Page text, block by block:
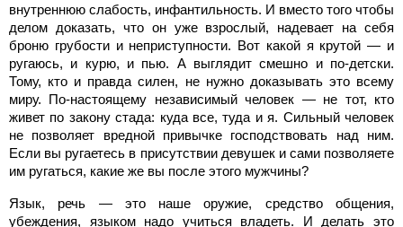
внутреннюю слабость, инфантильность. И вместо того чтобы
делом доказать, что он уже взрослый, надевает на себя
броню грубости и неприступности. Вот какой я крутой — и
ругаюсь, и курю, и пью. А выглядит смешно и по-детски.
Тому, кто и правда силен, не нужно доказывать это всему
миру. По-настоящему независимый человек — не тот, кто
живет по закону стада: куда все, туда и я. Сильный человек
не позволяет вредной привычке господствовать над ним.
Если вы ругаетесь в присутствии девушек и сами позволяете
им ругаться, какие же вы после этого мужчины?
Язык, речь — это наше оружие, средство общения,
убеждения, языком надо учиться владеть. И делать это